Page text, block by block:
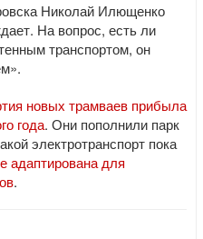
Николай Илющенко
На вопрос, есть ли
транспортом, он
новых трамваев прибыла
года. Они пополнили парк
электротранспорт пока
адаптирована для
.